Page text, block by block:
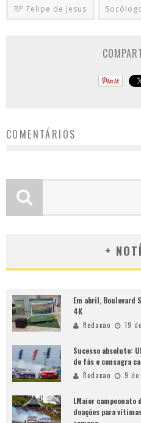
RP Felipe de Jesus
COMENTÁRIOS
+
Em abril, Boulevard
4K
Redacao 19
Sucesso absoluto:
de fãs e consagra
Redacao 9 de
LMaior
doações para